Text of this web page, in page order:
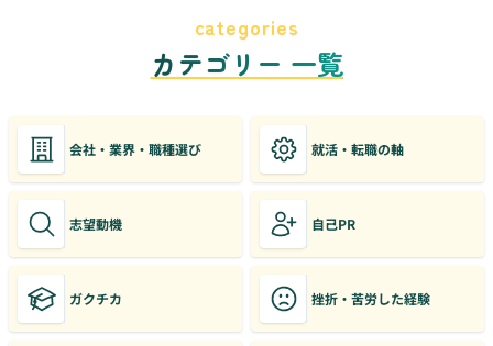
categories
カテゴリー 一覧
会社・業界・職種選び 就活・転職の軸
志望動機 自己PR
ガクチカ 挫折・苦労した経験